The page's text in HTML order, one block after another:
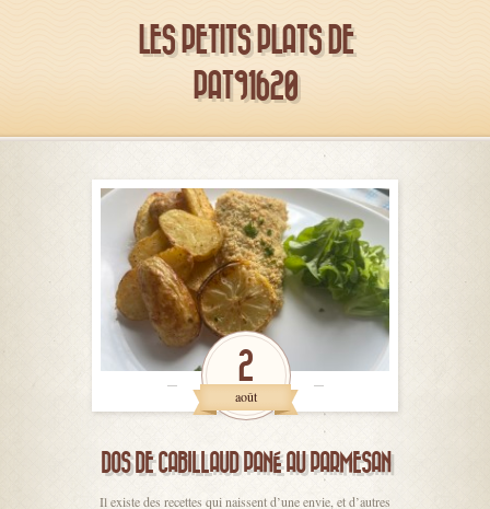
LES PETITS PLATS DE
PAT91620
2
août
DOS DE CABILLAUD PANÉ AU PARMESAN
Il existe des recettes qui naissent d’une envie, et d’autres